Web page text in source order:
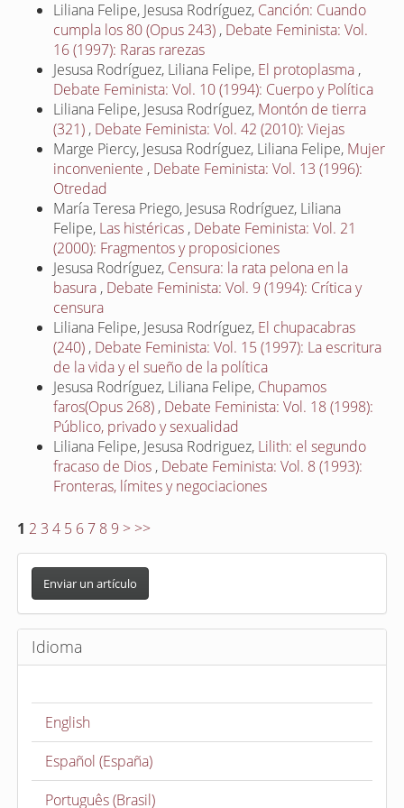
Liliana Felipe, Jesusa Rodríguez, Canción: Cuando
cumpla los 80 (Opus 243) , Debate Feminista: Vol.
16 (1997): Raras rarezas
Jesusa Rodríguez, Liliana Felipe, El protoplasma ,
Debate Feminista: Vol. 10 (1994): Cuerpo y Política
Liliana Felipe, Jesusa Rodríguez, Montón de tierra
(321) , Debate Feminista: Vol. 42 (2010): Viejas
Marge Piercy, Jesusa Rodríguez, Liliana Felipe, Mujer
inconveniente , Debate Feminista: Vol. 13 (1996):
Otredad
María Teresa Priego, Jesusa Rodríguez, Liliana
Felipe, Las histéricas , Debate Feminista: Vol. 21
(2000): Fragmentos y proposiciones
Jesusa Rodríguez, Censura: la rata pelona en la
basura , Debate Feminista: Vol. 9 (1994): Crítica y
censura
Liliana Felipe, Jesusa Rodríguez, El chupacabras
(240) , Debate Feminista: Vol. 15 (1997): La escritura
de la vida y el sueño de la política
Jesusa Rodríguez, Liliana Felipe, Chupamos
faros(Opus 268) , Debate Feminista: Vol. 18 (1998):
Público, privado y sexualidad
Liliana Felipe, Jesusa Rodriguez, Lilith: el segundo
fracaso de Dios , Debate Feminista: Vol. 8 (1993):
Fronteras, límites y negociaciones
1 2 3 4 5 6 7 8 9 > >>
E
v
i
a
Enviar un artículo
Idioma
English
Español (España)
Português (Brasil)